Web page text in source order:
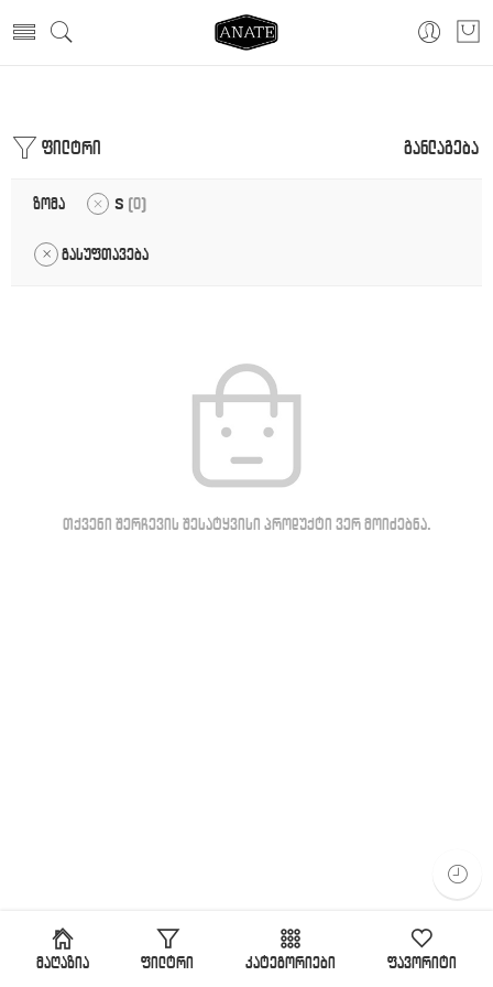
ფილტრი განლაგება
ზომა S 0
გასუფთავება
თქვენი შერჩევის შესატყვისი პროდუქტი ვერ მოიძებნა.
მაღაზია ფილტრი კატეგორიები ფავორიტი